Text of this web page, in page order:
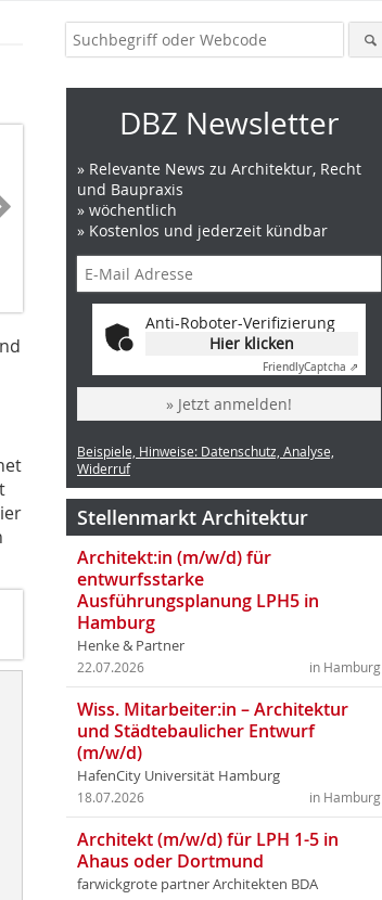
DBZ Newsletter
» Relevante News zu Architektur, Recht
und Baupraxis
» wöchentlich
» Kostenlos und jederzeit kündbar
Anti-Roboter-Verifizierung
Hier klicken
FriendlyCaptcha ⇗
» Jetzt anmelden!
Beispiele, Hinweise: Datenschutz, Analyse,
Widerruf
Stellenmarkt Architektur
Architekt:in (m/w/d) für
entwurfsstarke
Ausführungsplanung LPH5 in
Hamburg
Henke & Partner
in Hamburg
22.07.2026
Wiss. Mitarbeiter:in – Architektur
und Städtebaulicher Entwurf
(m/w/d)
HafenCity Universität Hamburg
in Hamburg
18.07.2026
Architekt (m/w/d) für LPH 1-5 in
Ahaus oder Dortmund
farwickgrote partner Architekten BDA